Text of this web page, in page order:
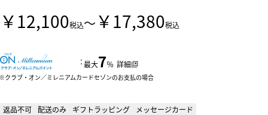
￥12,100税込～ ￥17,380税込
：最大7％ 詳細
クラブ・オン／ミレニアムカードセゾンのお支払の場合
返品不可 配送のみ ギフトラッピング メッセージカード